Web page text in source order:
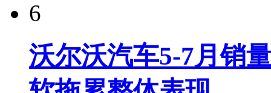
6
沃尔沃汽车5-7月销